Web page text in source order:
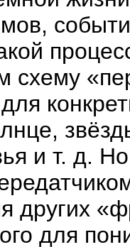
схему
и т. д.
других
для